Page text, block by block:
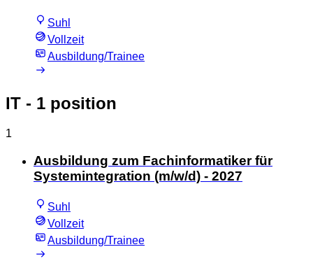
Suhl
Vollzeit
Ausbildung/Trainee
IT - 1 position
1
Ausbildung zum Fachinformatiker für
Systemintegration (m/w/d) - 2027
Suhl
Vollzeit
Ausbildung/Trainee